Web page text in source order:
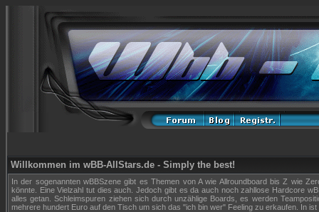
Willkommen im wBB-AllStars.de - Simply the best!
In der sogenannten wBBSzene gibt es Themen von A wie Allroundboard bis Z wie
könnte. Eine Vielzahl tut dies auch. Jedoch gibt es da auch noch zahllose Hardcore
alles getan. Schleimspuren ziehen sich durch unzählige Boards, es werden
mehrere hundert Euro auf den Tisch um sich das "ich bin wer" Feeling zu erkaufen. In